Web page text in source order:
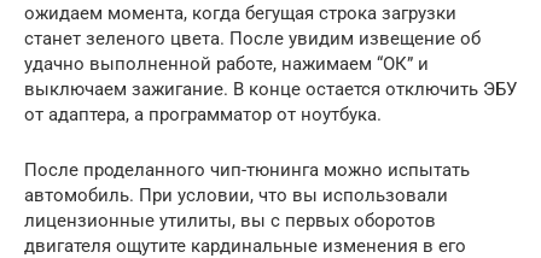
ожидаем момента, когда бегущая строка загрузки
станет зеленого цвета. После увидим извещение об
удачно выполненной работе, нажимаем “ОК” и
выключаем зажигание. В конце остается отключить ЭБУ
от адаптера, а программатор от ноутбука.
После проделанного чип-тюнинга можно испытать
автомобиль. При условии, что вы использовали
лицензионные утилиты, вы с первых оборотов
двигателя ощутите кардинальные изменения в его